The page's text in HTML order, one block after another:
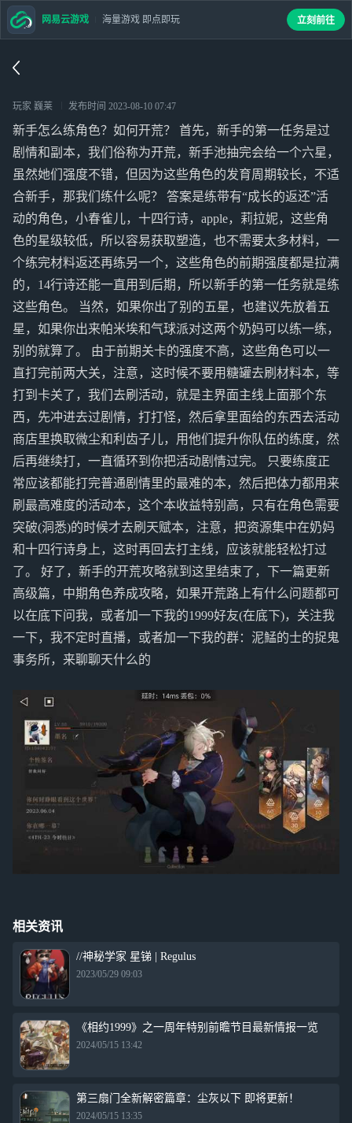
玩家 巍莱 发布时间 2023-08-10 07:47
新手怎么练角色？如何开荒？ 首先，新手的第一任务是过
剧情和副本，我们俗称为开荒，新手池抽完会给一个六星，
虽然她们强度不错，但因为这些角色的发育周期较长，不适
合新手，那我们练什么呢？ 答案是练带有“成长的返还”活
动的角色，小春雀儿，十四行诗，apple，莉拉妮，这些角
色的星级较低，所以容易获取塑造，也不需要太多材料，一
个练完材料返还再练另一个，这些角色的前期强度都是拉满
的，14行诗还能一直用到后期，所以新手的第一任务就是练
这些角色。 当然，如果你出了别的五星，也建议先放着五
星，如果你出来帕米埃和气球派对这两个奶妈可以练一练，
别的就算了。 由于前期关卡的强度不高，这些角色可以一
直打完前两大关，注意，这时候不要用糖罐去刷材料本，等
打到卡关了，我们去刷活动，就是主界面主线上面那个东
西，先冲进去过剧情，打打怪，然后拿里面给的东西去活动
商店里换取微尘和利齿子儿，用他们提升你队伍的练度，然
后再继续打，一直循环到你把活动剧情过完。 只要练度正
常应该都能打完普通剧情里的最难的本，然后把体力都用来
刷最高难度的活动本，这个本收益特别高，只有在角色需要
突破(洞悉)的时候才去刷天赋本，注意，把资源集中在奶妈
和十四行诗身上，这时再回去打主线，应该就能轻松打过
了。 好了，新手的开荒攻略就到这里结束了，下一篇更新
高级篇，中期角色养成攻略，如果开荒路上有什么问题都可
以在底下问我，或者加一下我的1999好友(在底下)，关注我
一下，我不定时直播，或者加一下我的群：泥鯭的士的捉鬼
事务所​，来聊聊天什么的
相关资讯
//神秘学家 星锑 | Regulus
2023/05/29 09:03
《相约1999》之一周年特别前瞻节目最新情报一览
2024/05/15 13:42
第三扇门全新解密篇章：尘灰以下 即将更新！
2024/05/15 13:35
网易云游戏 海量游戏 即点即玩 立刻前往